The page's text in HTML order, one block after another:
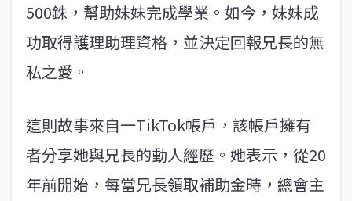
500銖，幫助妹妹完成學業。如今，妹妹成
功取得護理助理資格，並決定回報兄長的無
私之愛。
這則故事來自一TikTok帳戶，該帳戶擁有
者分享她與兄長的動人經歷。她表示，從20
年前開始，每當兄長領取補助金時，總會主